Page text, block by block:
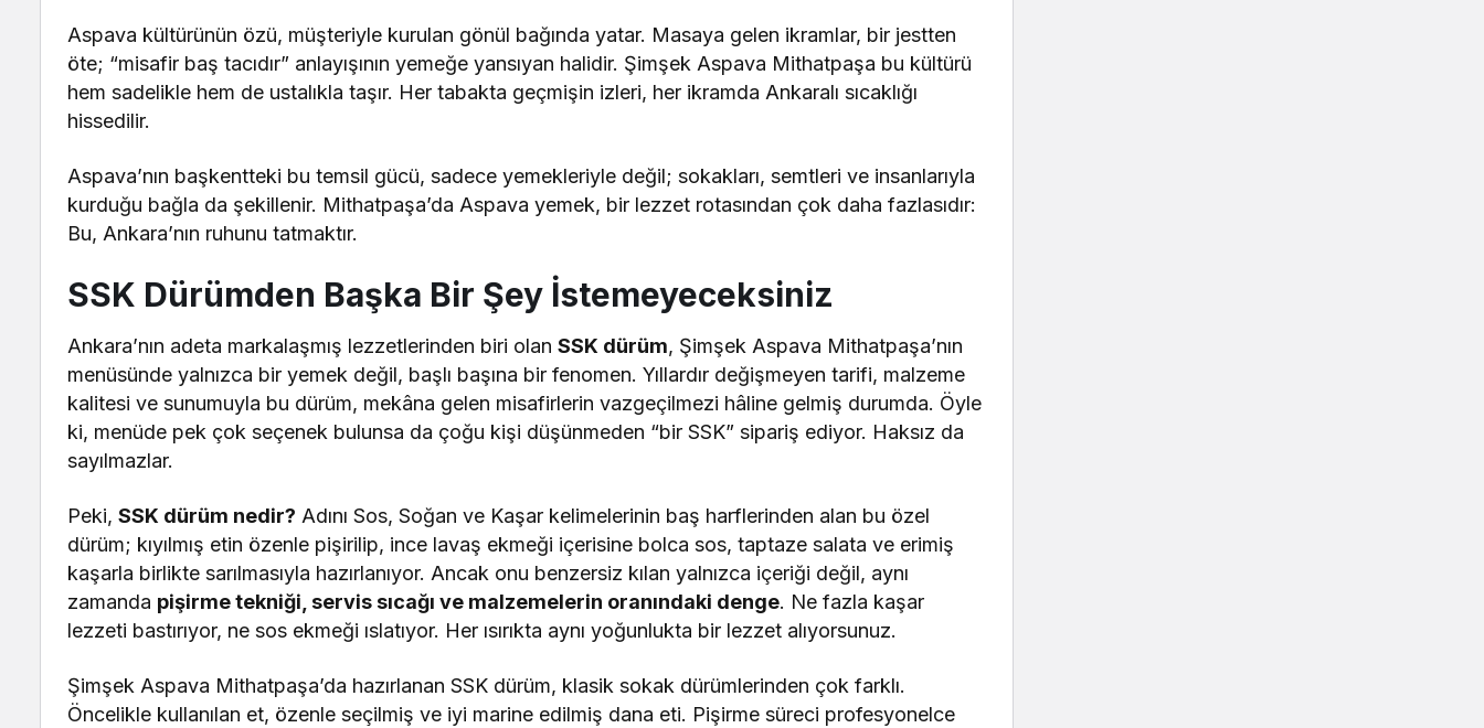
Aspava kültürünün özü, müşteriyle kurulan gönül bağında yatar. Masaya gelen ikramlar, bir jestten
öte; “misafir baş tacıdır” anlayışının yemeğe yansıyan halidir. Şimşek Aspava Mithatpaşa bu kültürü
hem sadelikle hem de ustalıkla taşır. Her tabakta geçmişin izleri, her ikramda Ankaralı sıcaklığı
hissedilir.
Aspava’nın başkentteki bu temsil gücü, sadece yemekleriyle değil; sokakları, semtleri ve insanlarıyla
kurduğu bağla da şekillenir. Mithatpaşa’da Aspava yemek, bir lezzet rotasından çok daha fazlasıdır:
Bu, Ankara’nın ruhunu tatmaktır.
SSK Dürümden Başka Bir Şey İstemeyeceksiniz
Ankara’nın adeta markalaşmış lezzetlerinden biri olanSSK dürüm, Şimşek Aspava Mithatpaşa’nın
menüsünde yalnızca bir yemek değil, başlı başına bir fenomen. Yıllardır değişmeyen tarifi, malzeme
kalitesi ve sunumuyla bu dürüm, mekâna gelen misafirlerin vazgeçilmezi hâline gelmiş durumda. Öyle
ki, menüde pek çok seçenek bulunsa da çoğu kişi düşünmeden “bir SSK” sipariş ediyor. Haksız da
sayılmazlar.
Peki,SSK dürüm nedir? Adını Sos, Soğan ve Kaşar kelimelerinin baş harflerinden alan bu özel
dürüm; kıyılmış etin özenle pişirilip, ince lavaş ekmeği içerisine bolca sos, taptaze salata ve erimiş
kaşarla birlikte sarılmasıyla hazırlanıyor. Ancak onu benzersiz kılan yalnızca içeriği değil, aynı
zamanda pişirme tekniği, servis sıcağı ve malzemelerin oranındaki denge. Ne fazla kaşar
lezzeti bastırıyor, ne sos ekmeği ıslatıyor. Her ısırıkta aynı yoğunlukta bir lezzet alıyorsunuz.
Şimşek Aspava Mithatpaşa’da hazırlanan SSK dürüm, klasik sokak dürümlerinden çok farklı.
Öncelikle kullanılan et, özenle seçilmiş ve iyi marine edilmiş dana eti. Pişirme süreci profesyonelce